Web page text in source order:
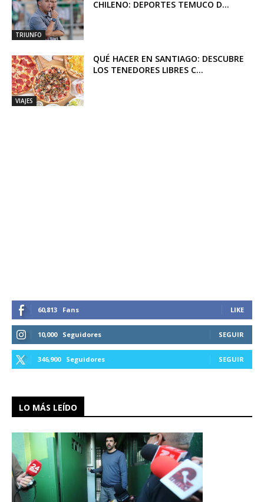
TRIUNFO
CHILENO: DEPORTES TEMUCO D...
VIAJES
QUÉ HACER EN SANTIAGO: DESCUBRE
LOS TENEDORES LIBRES C...
60,813 Fans LIKE
10,000 Seguidores SEGUIR
346,900 Seguidores SEGUIR
LO MÁS LEÍDO